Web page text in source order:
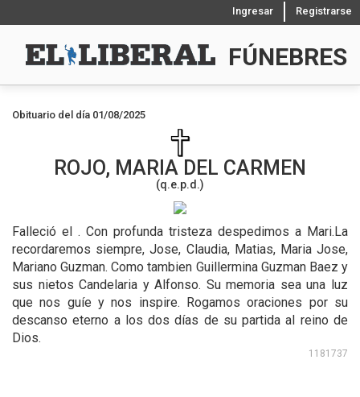
Ingresar Registrarse
FÚNEBRES
Obituario del día 01/08/2025
ROJO, MARIA DEL CARMEN
(q.e.p.d.)
Falleció el . Con profunda tristeza despedimos a Mari.La
recordaremos siempre, Jose, Claudia, Matias, Maria Jose,
Mariano Guzman. Como tambien Guillermina Guzman Baez y
sus nietos Candelaria y Alfonso. Su memoria sea una luz
que nos guíe y nos inspire. Rogamos oraciones por su
descanso eterno a los dos días de su partida al reino de
Dios.
1181737